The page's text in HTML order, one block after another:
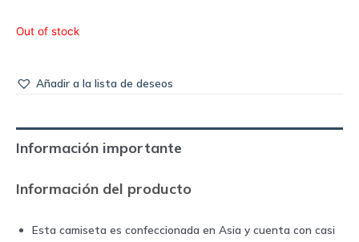
Out of stock
Añadir a la lista de deseos
Información importante
Información del producto
Esta camiseta es confeccionada en Asia y cuenta con casi